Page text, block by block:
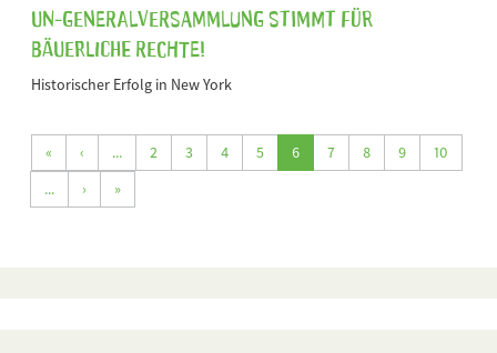
UN-Generalversammlung stimmt für
bäuerliche Rechte!
Historischer Erfolg in New York
« ‹ ... 2 3 4 5 6 7 8 9
10
...
› »